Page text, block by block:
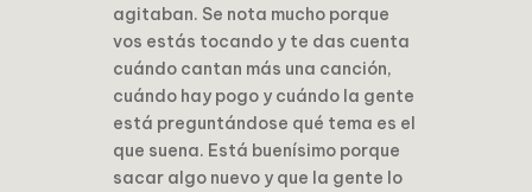
agitaban. Se nota mucho porque
vos estás tocando y te das cuenta
cuándo cantan más una canción,
cuándo hay pogo y cuándo la gente
está preguntándose qué tema es el
que suena. Está buenísimo porque
sacar algo nuevo y que la gente lo